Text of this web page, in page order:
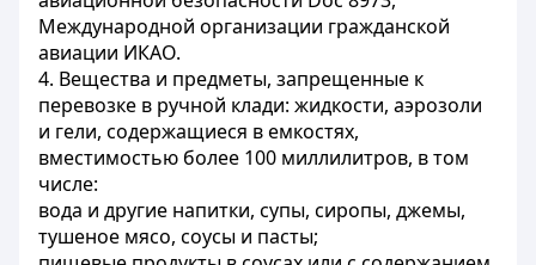
Международной организации гражданской
авиации ИКАО.
4. Вещества и предметы, запрещенные к
перевозке в ручной клади: жидкости, аэрозоли
и гели, содержащиеся в емкостях,
вместимостью более 100 миллилитров, в том
числе:
вода и другие напитки, супы, сиропы, джемы,
тушеное мясо, соусы и пасты;